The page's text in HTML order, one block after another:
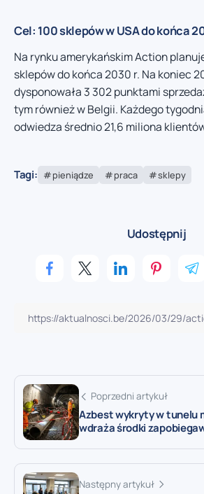
Cel: 100 sklepów w USA do końca
Na rynku amerykańskim Action
sklepów do końca 2030 r. Na koniec
dysponowała 3 302 punktami
tym również w Belgii. Każdego
odwiedza średnio 21,6 miliona
Tagi: pieniądze praca sklepy
Udostępnij
Poprzedni artykuł
Azbest wykryty w tunelu
wdraża środki
Następny artykuł